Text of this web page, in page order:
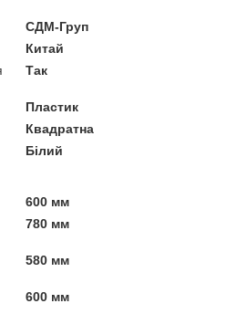
СДМ-Груп
Китай
Так
Пластик
Квадратна
Білий
600 мм
780 мм
580 мм
600 мм